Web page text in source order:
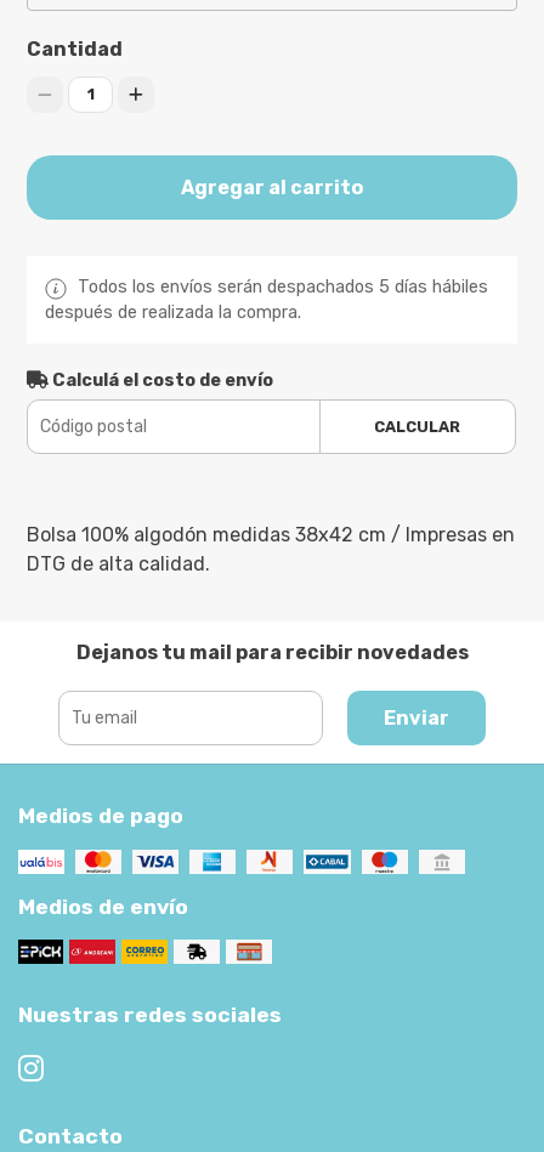
Cantidad
1
Agregar al carrito
Todos los envíos serán despachados 5 días hábiles
después de realizada la compra.
Calculá el costo de envío
CALCULAR
Bolsa 100% algodón medidas 38x42 cm / Impresas en
DTG de alta calidad.
Dejanos tu mail para recibir novedades
Enviar
Medios de pago
Medios de envío
Nuestras redes sociales
Contacto